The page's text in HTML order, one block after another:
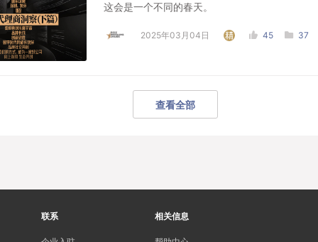
这会是一个不同的春天。
2025年03月04日 45 37
查看全部
联系 相关信息